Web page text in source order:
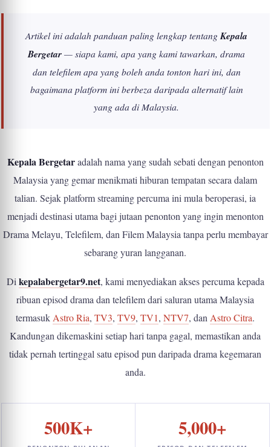
Artikel ini adalah panduan paling lengkap tentangKepala
Bergetar— siapa kami, apa yang kami tawarkan, drama
dan telefilem apa yang boleh anda tonton hari ini, dan
bagaimana platform ini berbeza daripada alternatif lain
yang ada di Malaysia.
Kepala Bergetaradalah nama yang sudah sebati dengan penonton
Malaysia yang gemar menikmati hiburan tempatan secara dalam
talian. Sejak platform streaming percuma ini mula beroperasi, ia
menjadi destinasi utama bagi jutaan penonton yang ingin menonton
Drama Melayu, Telefilem, dan Filem Malaysia tanpa perlu membayar
sebarang yuran langganan.
Di kepalabergetar9.net, kami menyediakan akses percuma kepada
ribuan episod drama dan telefilem dari saluran utama Malaysia
termasuk Astro Ria,TV3,TV9,TV1,NTV7, dan Astro Citra.
Kandungan dikemaskini setiap hari tanpa gagal, memastikan anda
tidak pernah tertinggal satu episod pun daripada drama kegemaran
anda.
500K+ 5,000+